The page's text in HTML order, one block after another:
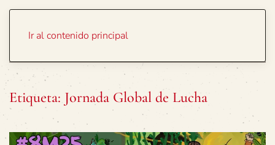
Ir al contenido principal
Etiqueta: Jornada Global de Lucha